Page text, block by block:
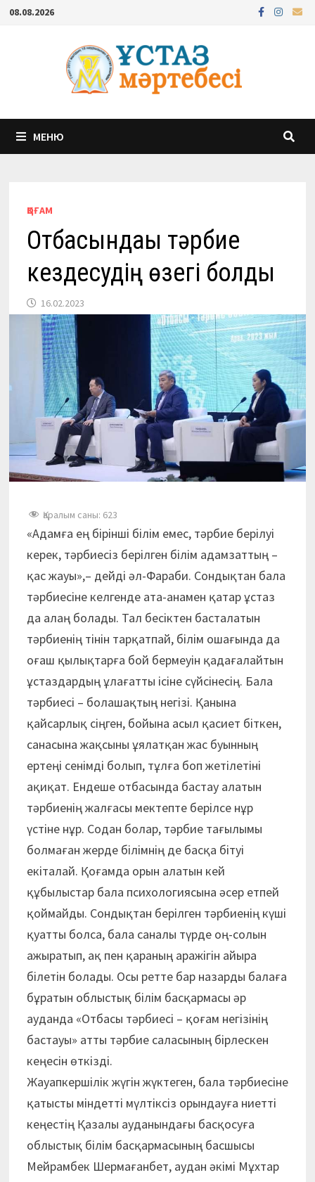
Перейти
содержимому
08.08.2026
МЕНЮ
ҚОҒАМ
Отбасындағы тәрбие
кездесудің өзегі болды
16.02.2023
Қаралым саны: 623
«Адамға ең бірінші білім емес, тәрбие берілуі
керек, тәрбиесіз берілген білім адамзаттың –
қас жауы»,– дейді әл-Фараби. Сондықтан бала
тәрбиесіне келгенде ата-анамен қатар ұстаз
да алаң болады. Тал бесіктен басталатын
тәрбиенің тінін тарқатпай, білім ошағында да
оғаш қылықтарға бой бермеуін қадағалайтын
ұстаздардың ұлағатты ісіне сүйсінесің. Бала
тәрбиесі – болашақтың негізі. Қанына
қайсарлық сіңген, бойына асыл қасиет біткен,
санасына жақсыны ұялатқан жас буынның
ертеңі сенімді болып, тұлға боп жетілетіні
ақиқат. Ендеше отбасында бастау алатын
тәрбиенің жалғасы мектепте берілсе нұр
үстіне нұр. Содан болар, тәрбие тағылымы
болмаған жерде білімнің де басқа бітуі
екіталай. Қоғамда орын алатын кей
құбылыстар бала психологиясына әсер етпей
қоймайды. Сондықтан берілген тәрбиенің күші
қуатты болса, бала саналы түрде оң-солын
ажыратып, ақ пен қараның аражігін айыра
білетін болады. Осы ретте бар назарды балаға
бұратын облыстық білім басқармасы әр
ауданда «Отбасы тәрбиесі – қоғам негізінің
бастауы» атты тәрбие саласының бірлескен
кеңесін өткізді.
Жауапкершілік жүгін жүктеген, бала тәрбиесіне
қатысты міндетті мүлтіксіз орындауға ниетті
кеңестің Қазалы ауданындағы басқосуға
облыстық білім басқармасының басшысы
Мейрамбек Шермағанбет, аудан әкімі Мұхтар